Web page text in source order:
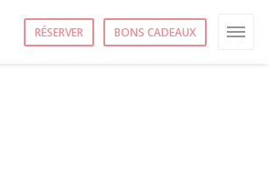
RÉSERVER BONS CADEAUX